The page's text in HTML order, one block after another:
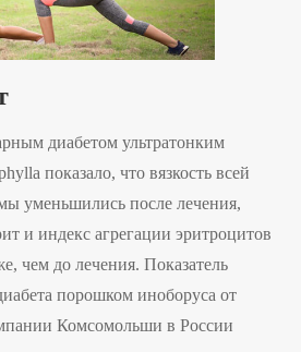
диабетом ультратонким
показало, что вязкость всей
уменьшились после лечения,
и индекс агрегации эритроцитов
чем до лечения. Показатель
порошком иноборуса от
Комсомольши в России